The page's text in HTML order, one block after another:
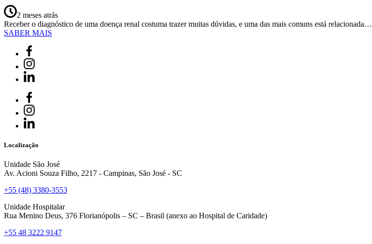
2 meses atrás
Receber o diagnóstico de uma doença renal costuma trazer muitas dúvidas, e uma das mais comuns está relacionada…
SABER MAIS
Localização
Unidade São José
Av. Acioni Souza Filho, 2217 - Campinas, São José - SC
+55 (48) 3380-3553
Unidade Hospitalar
Rua Menino Deus, 376 Florianópolis – SC – Brasil (anexo ao Hospital de Caridade)
+55 48 3222 9147